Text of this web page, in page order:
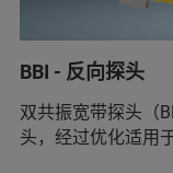
BBI - 反向探头
双共振宽带探头（
头，经过优化适用